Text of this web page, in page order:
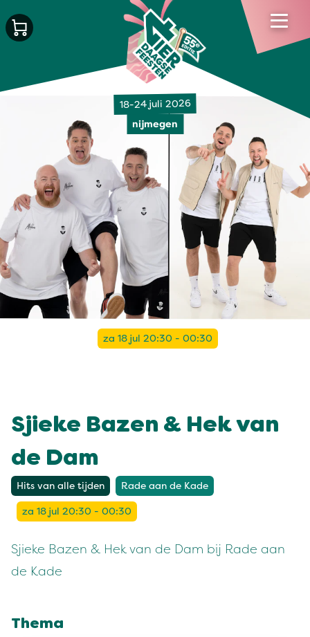
18-24 juli 2026
nijmegen
za 18 jul 20:30 - 00:30
Sjieke Bazen & Hek van
de Dam
Hits van alle tijden Rade aan de Kade
za 18 jul 20:30 - 00:30
Sjieke Bazen & Hek van de Dam bij Rade aan
de Kade
Thema